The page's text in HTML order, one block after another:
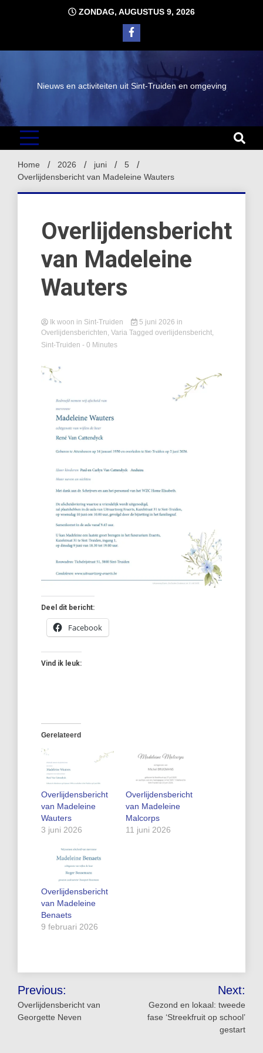
ZONDAG, AUGUSTUS 9, 2026
Nieuws en activiteiten uit Sint-Truiden en omgeving
Home 2026 juni
5
Overlijdensbericht van Madeleine Wauters
Overlijdensbericht
van Madeleine
Wauters
Ik woon in Sint-Truiden 5 juni 2026 in
Overlijdensberichten, Varia Tagged overlijdensbericht,
Sint-Truiden - 0 Minutes
Deel dit bericht:
Facebook
Vind ik leuk:
Gerelateerd
Overlijdensbericht
van Madeleine
Wauters
3 juni 2026
Overlijdensbericht
van Madeleine
Malcorps
11 juni 2026
Overlijdensbericht
van Madeleine
Benaets
9 februari 2026
Bericht
navigatie
Previous:
Overlijdensbericht van
Georgette Neven
Next:
Gezond en lokaal: tweede
fase ‘Streekfruit op school’
gestart